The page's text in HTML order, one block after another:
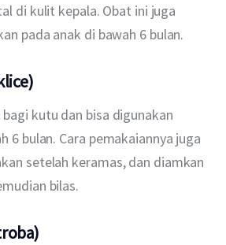
di kulit kepala. Obat ini juga
pada anak di bawah 6 bulan.
kutu dan bisa digunakan
6 bulan. Cara pemakaiannya juga
setelah keramas, dan diamkan
bilas.